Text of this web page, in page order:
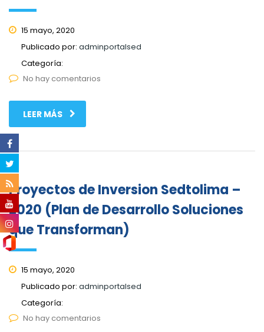
15 mayo, 2020
Publicado por: adminportalsed
Categoría:
No hay comentarios
LEER MÁS
Proyectos de Inversion Sedtolima –
2020 (Plan de Desarrollo Soluciones
que Transforman)
15 mayo, 2020
Publicado por: adminportalsed
Categoría:
No hay comentarios